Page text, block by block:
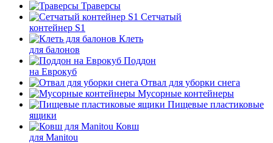
Траверсы
Сетчатый
контейнер S1
Клеть
для балонов
Поддон
на Еврокуб
Отвал для уборки снега
Мусорные контейнеры
Пищевые пластиковые
ящики
Ковш
для Manitou